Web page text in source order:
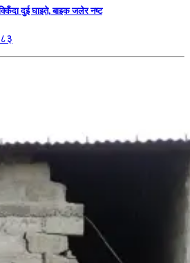
दुई घाइते, बाइक जलेर नष्ट